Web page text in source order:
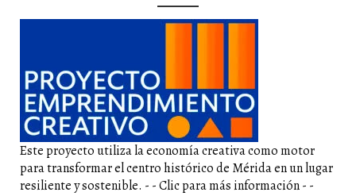
Este proyecto utiliza la economía creativa como motor
para transformar el centro histórico de Mérida en un lugar
resiliente y sostenible. - - Clic para más información - -